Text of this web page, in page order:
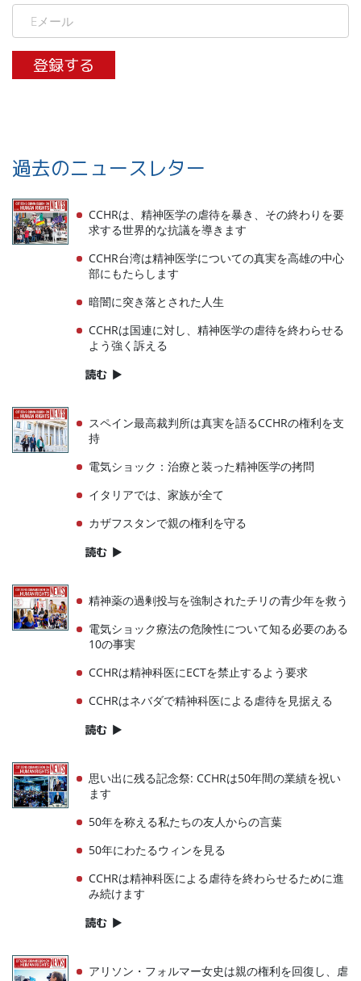
登録する
過去のニュースレター
CCHRは、精神医学の虐待を暴き、その終わりを要
求する世界的な抗議を導きます
CCHR台湾は精神医学についての真実を高雄の中心
部にもたらします
暗闇に突き落とされた人生
CCHRは国連に対し、精神医学の虐待を終わらせる
よう強く訴える
読む ▶
スペイン最高裁判所は真実を語るCCHRの権利を支
持
電気ショック：治療と装った精神医学の拷問
イタリアでは、家族が全て
カザフスタンで親の権利を守る
読む ▶
精神薬の過剰投与を強制されたチリの青少年を救う
電気ショック療法の危険性について知る必要のある
10の事実
CCHRは精神科医にECTを禁止するよう要求
CCHRはネバダで精神科医による虐待を見据える
読む ▶
思い出に残る記念祭: CCHRは50年間の業績を祝い
ます
50年を称える私たちの友人からの言葉
50年にわたるウィンを見る
CCHRは精神科医による虐待を終わらせるために進
み続けます
読む ▶
アリソン・フォルマー女史は親の権利を回復し、虐